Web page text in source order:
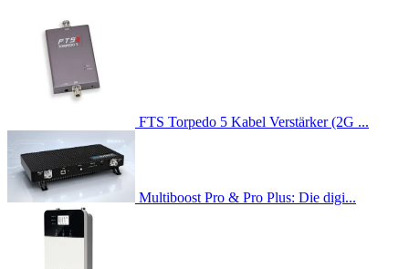
FTS Torpedo 5 Kabel Verstärker (2G ...
Multiboost Pro & Pro Plus: Die digi...